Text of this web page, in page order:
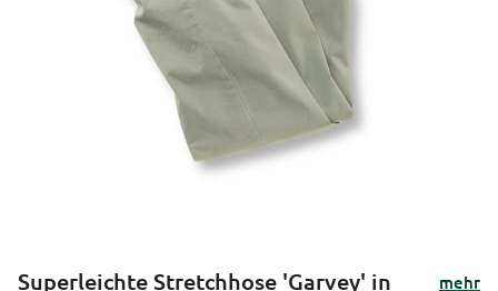
Superleichte Stretchhose 'Garvey' in
mehr